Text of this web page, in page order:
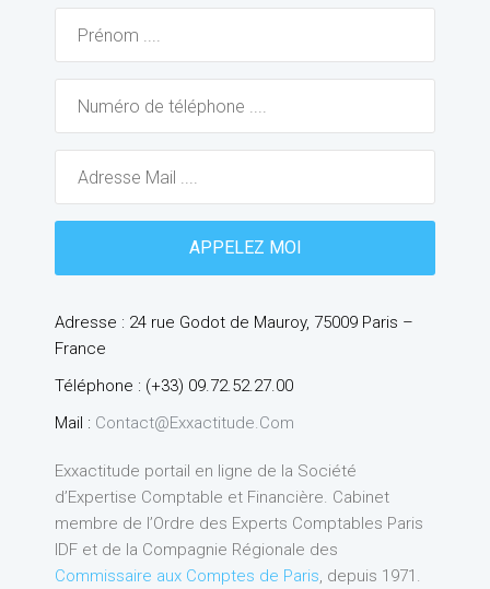
Adresse : 24 rue Godot de Mauroy, 75009 Paris –
France
Téléphone : (+33) 09.72.52.27.00
Mail : Contact@exxactitude.com
Exxactitude portail en ligne de la Société
d’Expertise Comptable et Financière. Cabinet
membre de l’Ordre des Experts Comptables Paris
IDF et de la Compagnie Régionale des
Commissaire aux Comptes de Paris, depuis 1971.